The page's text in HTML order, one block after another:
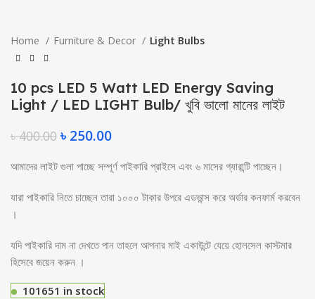
Home Furniture & Decor Light Bulbs
10 pcs LED 5 Watt LED Energy Saving
Light / LED LIGHT Bulb/ খুবি ভালো মানের লাইট
৳400.00 ৳ 250.00
আমাদের লাইট গুলা পাচ্ছে সম্পূর্ণ পাইকারি প্রাইসে এবং ৬ মাসের গ্যারান্টি পাচ্ছেন।
যারা পাইকারি নিতে চাচ্ছেন তারা ১০০০ টাকার উপরে এডভান্স করে অর্ডার কনফার্ম করবেন
।
যদি পাইকারি দাম না দেখতে পান তাহলে আপনার মাই একাউন্টে যেয়ে হোলসেল কাস্টমার
হিসেবে জয়েন করুন ।
101651 in stock